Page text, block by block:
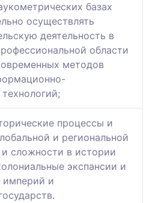
базах
осуществлять
деятельность в
области
методов
процессы и
и региональной
сложности в истории
экспансии и
империй и